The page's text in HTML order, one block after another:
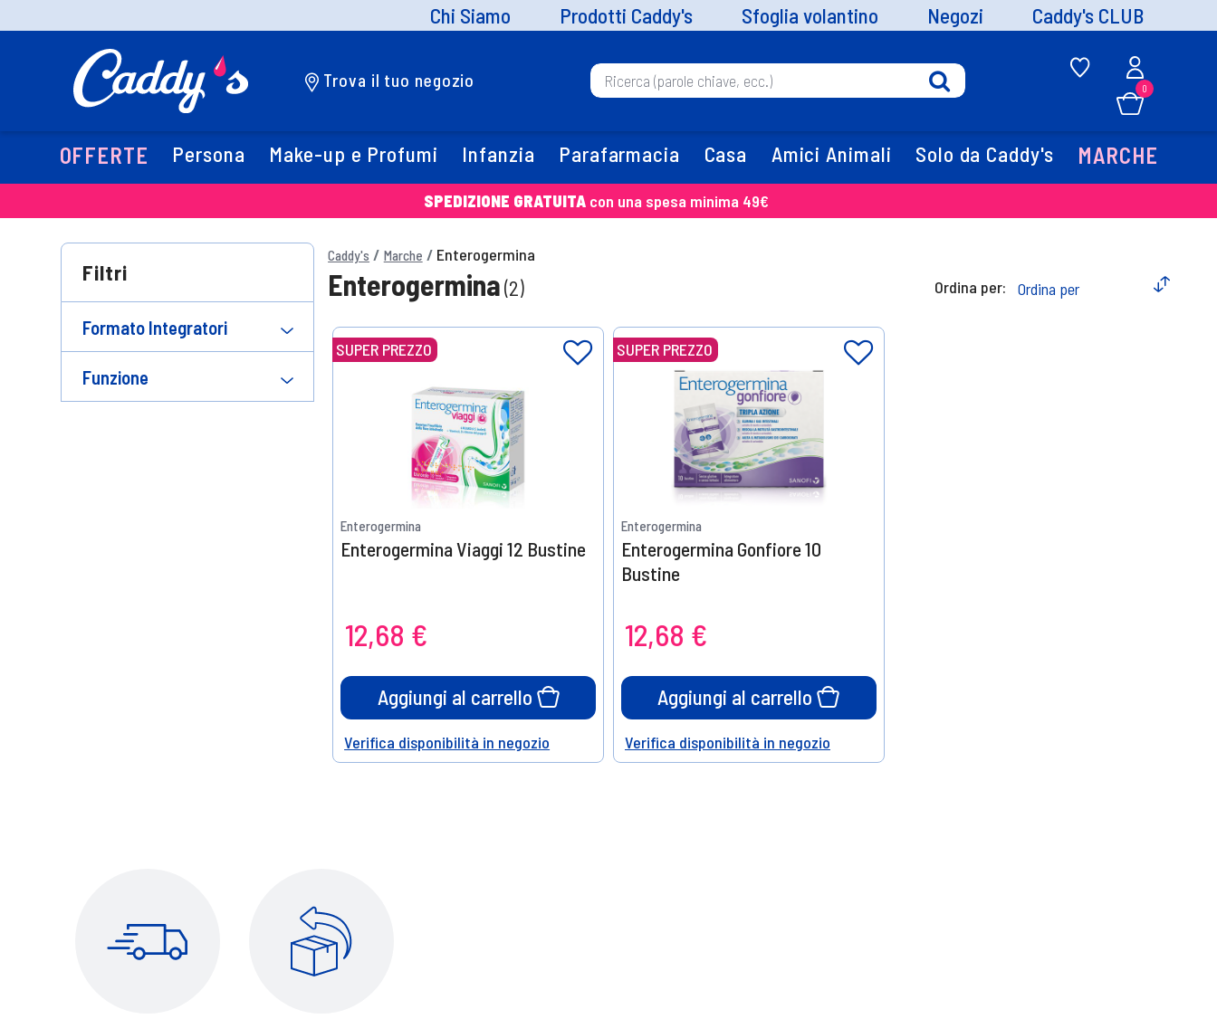
Chi Siamo Prodotti Caddy's Sfoglia volantino Negozi Caddy's CLUB
Trova il tuo negozio 0
OFFERTE Persona Make-up e Profumi Infanzia Parafarmacia Casa Amici Animali Solo da Caddy's MARCHE
SPEDIZIONE GRATUITA con una spesa minima 49€
Filtri
Formato Integratori
Funzione
Caddy's Marche Enterogermina
Enterogermina(2) Ordina per:
SUPER PREZZO
Enterogermina
Enterogermina Viaggi 12 Bustine
12,68 €
Aggiungi al carrello
Help
Verifica disponibilità in negozio
SUPER PREZZO
Enterogermina
Enterogermina Gonfiore 10
Bustine
12,68 €
Aggiungi al carrello
Help
Verifica disponibilità in negozio